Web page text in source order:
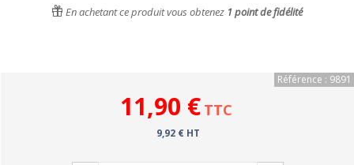
En achetant ce produit vous obtenez 1 point de fidélité
Référence : 9891
11,90 € TTC
9,92 € HT